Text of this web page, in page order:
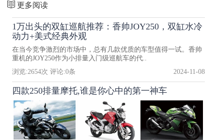
更多阅读
1万出头的双缸巡航推荐：香帅JOY250，双缸水冷
动力+美式经典外观
在当今竞争激烈的市场中，总有几款优质的车型值得一试。香帅
重机的JOY250作为小排量入门级巡航车的代..
浏览:2654次 评论:0条 2024-11-08
四款250排量摩托,谁是你心中的第一神车